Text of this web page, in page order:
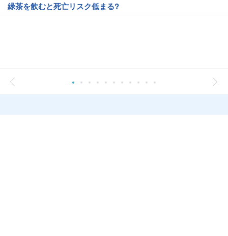
緑茶を飲むと死亡リスク低まる?